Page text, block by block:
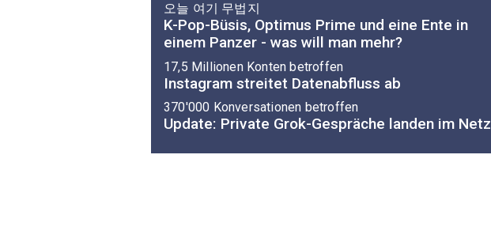
오늘 여기 무법지
K-Pop-Büsis, Optimus Prime und eine Ente in
einem Panzer - was will man mehr?
17,5 Millionen Konten betroffen
Instagram streitet Datenabfluss ab
370'000 Konversationen betroffen
Update: Private Grok-Gespräche landen im Netz